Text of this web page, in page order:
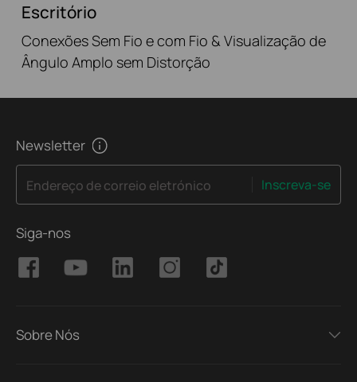
Escritório
Conexões Sem Fio e com Fio & Visualização de
Ângulo Amplo sem Distorção
Newsletter
Endereço de correio eletrónico Inscreva-se
Siga-nos
Sobre Nós